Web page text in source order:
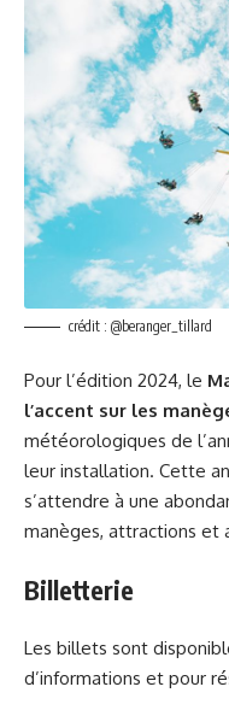
crédit : @beranger_tillard
Pour l’édition 2024, le
l’accent sur les
météorologiques de
leur installation. Cette
s’attendre à une
manèges, attractions et
Billetterie
Les billets sont
d’informations et pour